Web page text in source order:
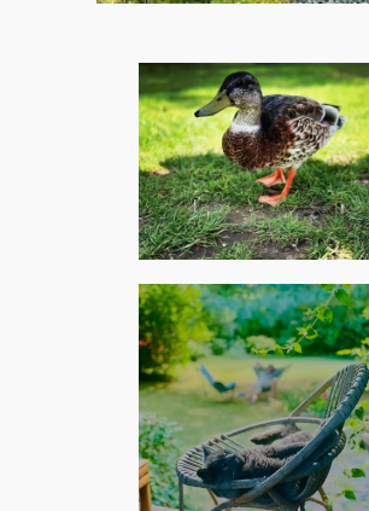
Woodstock, août 2023 –
Rémi Guichard : Malbrough
s'en va-t-en guerre